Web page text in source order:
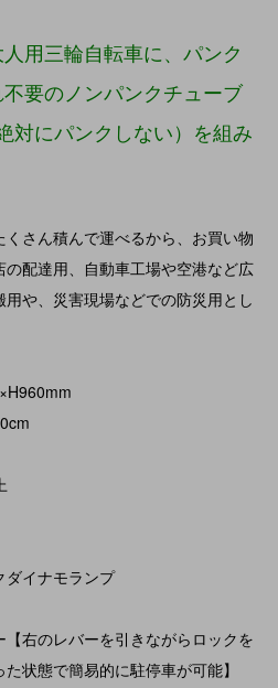
用三輪自転車に、パンク
要のノンパンクチューブ
対にパンクしない）を組み
さん積んで運べるから、お買い物
配達用、自動車工場や空港など広
や、災害現場などでの防災用とし
ダイナモランプ
【右のレバーを引きながらロックを
状態で簡易的に駐停車が可能】